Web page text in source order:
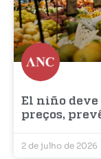
El niño
preços,
2 de julho de 2026